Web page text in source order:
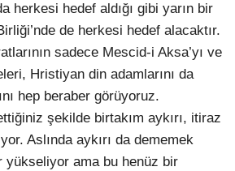
herkesi hedef aldığı gibi yarın bir
de herkesi hedef alacaktır.
sadece Mescid-i Aksa’yı ve
Hristiyan din adamlarını da
hep beraber görüyoruz.
şekilde birtakım aykırı, itiraz
Aslında aykırı da dememek
yükseliyor ama bu henüz bir